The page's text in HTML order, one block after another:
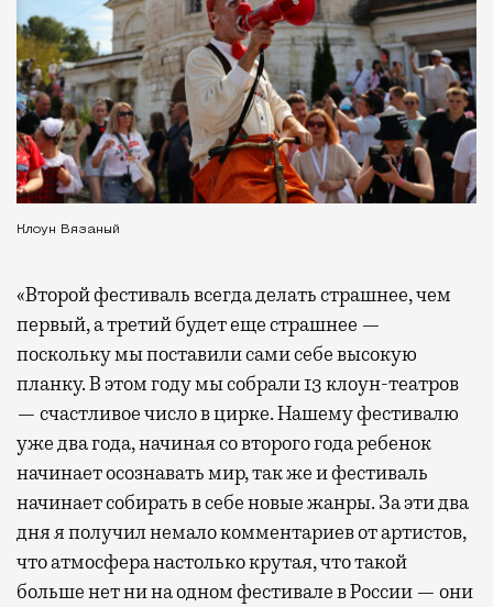
Клоун Вязаный
«Второй фестиваль всегда делать страшнее, чем
первый, а третий будет еще страшнее —
поскольку мы поставили сами себе высокую
планку. В этом году мы собрали 13 клоун-театров
— счастливое число в цирке. Нашему фестивалю
уже два года, начиная со второго года ребенок
начинает осознавать мир, так же и фестиваль
начинает собирать в себе новые жанры. За эти два
дня я получил немало комментариев от артистов,
что атмосфера настолько крутая, что такой
больше нет ни на одном фестивале в России — они